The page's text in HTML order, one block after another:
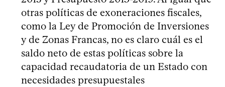
otras políticas de exoneraciones fiscales,
como la Ley de Promoción de Inversiones
y de Zonas Francas, no es claro cuál es el
saldo neto de estas políticas sobre la
capacidad recaudatoria de un Estado con
necesidades presupuestales